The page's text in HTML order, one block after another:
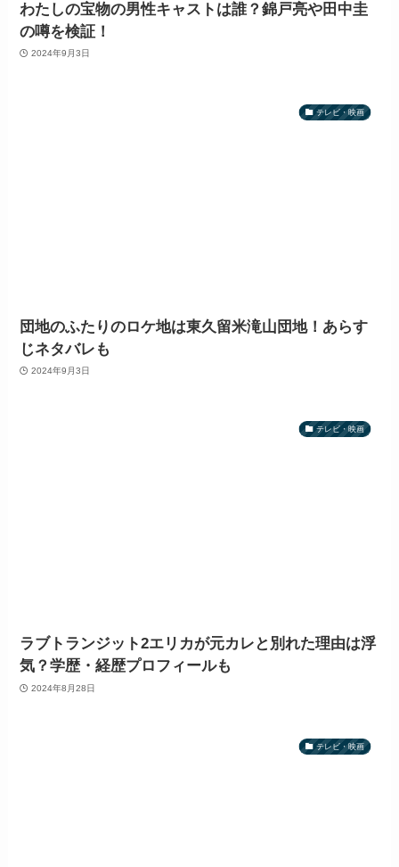
わたしの宝物の男性キャストは誰？錦戸亮や田中圭
の噂を検証！
2024年9月3日
テレビ・映画
団地のふたりのロケ地は東久留米滝山団地！あらす
じネタバレも
2024年9月3日
テレビ・映画
ラブトランジット2エリカが元カレと別れた理由は浮
気？学歴・経歴プロフィールも
2024年8月28日
テレビ・映画